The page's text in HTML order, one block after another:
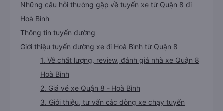
Những câu hỏi thường gặp về tuyến xe từ Quận 8 đi
Hoà Bình
Thông tin tuyến đường
Giới thiệu tuyến đường xe đi Hoà Bình từ Quận 8
1. Về chất lượng, review, đánh giá nhà xe Quận 8
Hoà Bình
2. Giá vé xe Quận 8 - Hoà Bình
3. Giới thiệu, tư vấn các dòng xe chạy tuyến